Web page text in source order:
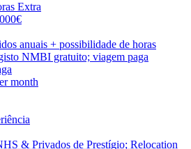
Extra
anuais + possibilidade de horas
NMBI gratuito; viagem paga
month
& Privados de Prestígio; Relocation